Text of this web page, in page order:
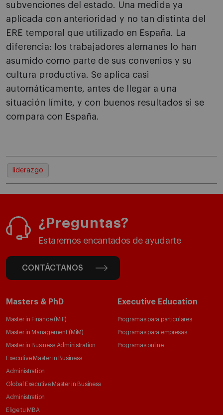
subvenciones del estado. Una medida ya
aplicada con anterioridad y no tan distinta del
ERE temporal que utilizado en España. La
diferencia: los trabajadores alemanes lo han
asumido como parte de sus convenios y su
cultura productiva. Se aplica casi
automáticamente, antes de llegar a una
situación límite, y con buenos resultados si se
compara con España.
liderazgo
¿Preguntas?
Estaremos encantados de ayudarte
CONTÁCTANOS
Masters & PhD
Master in Finance (MiF)
Master in Management (MiM)
Master in Business Administration
Executive Master in Business
Administration
Global Executive Master in Business
Administration
Elige tu MBA
Executive Education
Programas para particulares
Programas para empresas
Programas online